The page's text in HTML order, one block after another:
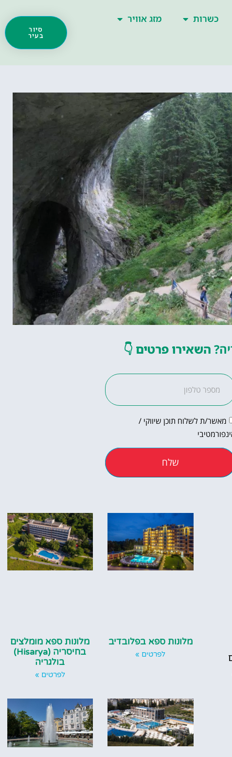
כשרות מזג אוויר
סיור
בעיר
וסיורים
הפעילויות השוות
השאירו פרטים 👇
מאשר/ת לשלוח תוכן שיווקי /
שלח
מלונות ספא בפלובדיב
לפרטים »
מלונות ספא מומלצים
בחיסריה (Hisarya)
בולגריה
לפרטים »